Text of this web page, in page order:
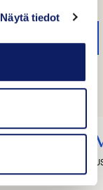
Näytä tiedot